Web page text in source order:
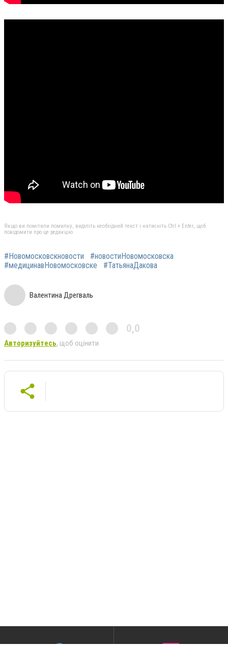
Якщо ви помітили помилку, виділіть необхідний текст і натисніть Ctrl + Enter, щоб
повідомити про це редакцію
#Новомосковскновости
#новостиНовомосковска
#медицинавНовомосковске
#ТатьянаДакова
Валентина Дрегваль
0,0
Авторизуйтесь, щоб оцінити